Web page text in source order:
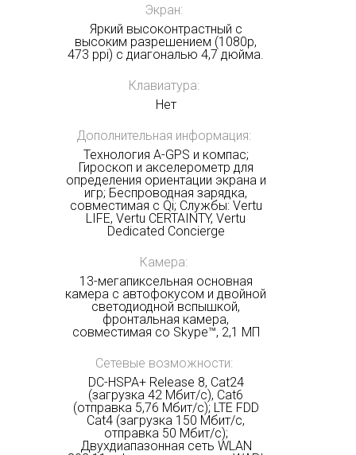
Экран:
Яркий высоконтрастный с
высоким разрешением (1080p,
473 ppi) с диагональю 4,7 дюйма.
Клавиатура:
Нет
Дополнительная информация:
Технология A-GPS и компас;
Гироскоп и акселерометр для
определения ориентации экрана и
игр; Беспроводная зарядка,
совместимая с Qi; Службы: Vertu
LIFE, Vertu CERTAINTY, Vertu
Dedicated Concierge
Камера:
13-мегапиксельная основная
камера с автофокусом и двойной
светодиодной вспышкой,
фронтальная камера,
совместимая со Skype™, 2,1 МП
Сетевые возможности:
DC-HSPA+ Release 8, Cat24
(загрузка 42 Мбит/с), Cat6
(отправка 5,76 Мбит/с); LTE FDD
Cat4 (загрузка 150 Мбит/с,
отправка 50 Мбит/с);
Двухдиапазонная сеть WLAN